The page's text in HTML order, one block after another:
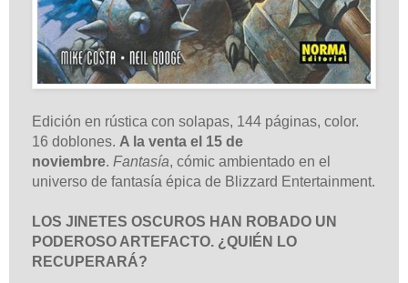
Edición en rústica con solapas, 144 páginas, color.
16 doblones. A la venta el 15 de
noviembre. Fantasía, cómic ambientado en el
universo de fantasía épica de Blizzard Entertainment.
LOS JINETES OSCUROS HAN ROBADO UN
PODEROSO ARTEFACTO. ¿QUIÉN LO
RECUPERARÁ?